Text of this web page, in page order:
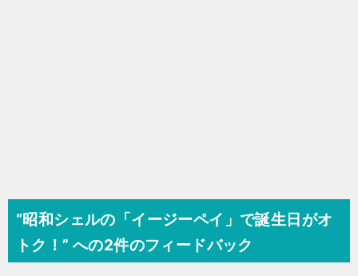
“昭和シェルの「イージーペイ」で誕生日がオ
トク！” への2件のフィードバック